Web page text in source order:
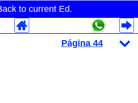
to current Ed.